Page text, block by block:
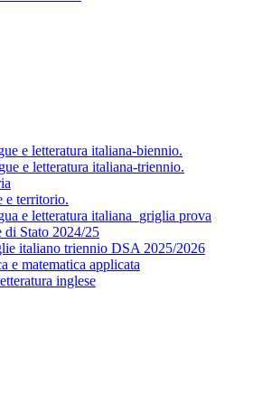
e letteratura italiana-biennio.
e letteratura italiana-triennio.
e territorio.
e letteratura italiana_griglia prova
di Stato 2024/25
italiano triennio DSA 2025/2026
e matematica applicata
inglese